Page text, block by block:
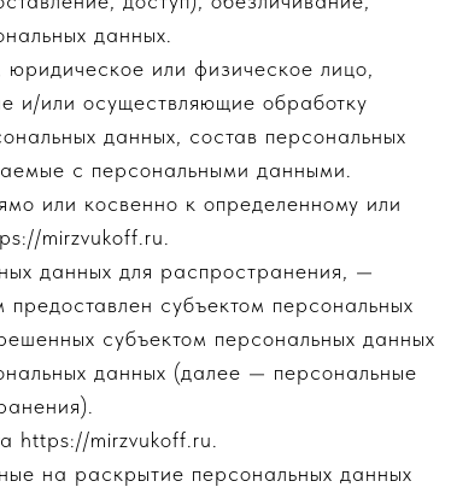
данных.
или физическое лицо,
и/или осуществляющие обработку
данных, состав персональных
с персональными данными.
или косвенно к определенному или
mirzvukoff.ru.
данных для распространения, —
субъектом персональных
субъектом персональных данных
данных (далее — персональные
https://mirzvukoff.ru.
на раскрытие персональных данных